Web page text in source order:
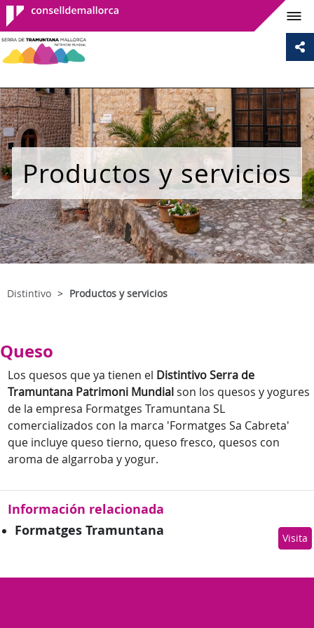
Consell de
Mallorca
Productos y servicios
Distintivo Productos y servicios
Queso
Los quesos que ya tienen el Distintivo Serra de
Tramuntana Patrimoni Mundialson los quesos y yogures
de la empresa Formatges Tramuntana SL
comercializados con la marca 'Formatges Sa Cabreta'
que incluye queso tierno, queso fresco, quesos con
aroma de algarroba y yogur.
Información relacionada
Formatges Tramuntana
Visita